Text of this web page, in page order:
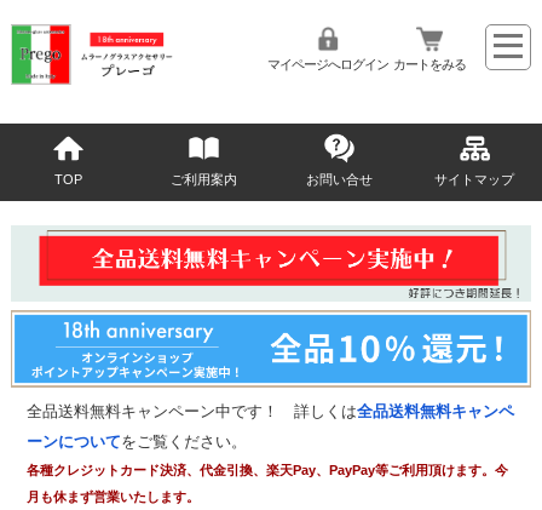
マイページへログイン カートをみる
TOP ご利用案内 お問い合せ サイトマップ
全品送料無料キャンペーン中です！ 詳しくは全品送料無料キャンペ
ーンについてをご覧ください。
各種クレジットカード決済、代金引換、楽天Pay、PayPay等ご利用頂けます。今
月も休まず営業いたします。